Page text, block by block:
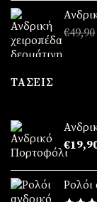
€49,90
ΤΆΣΕΙΣ
€
Ρολόι